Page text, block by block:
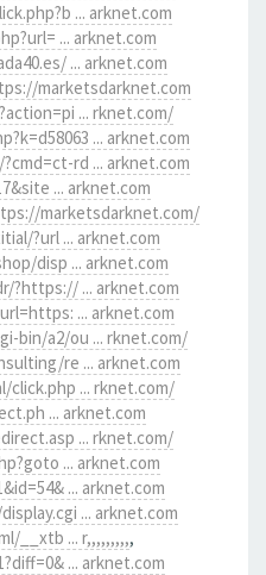
... arknet.com
... arknet.com
... arknet.com
marketsdarknet.com
... rknet.com/
... arknet.com
rd ... arknet.com
... arknet.com
marketsdarknet.com/
?url ... arknet.com
disp ... arknet.com
?https:// ... arknet.com
... arknet.com
bin/a2/ou ... rknet.com/
re ... arknet.com
... rknet.com/
... arknet.com
... rknet.com/
... arknet.com
... arknet.com
... arknet.com
__xtb ... r,,,,,,,,,,
... arknet.com